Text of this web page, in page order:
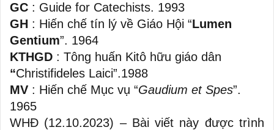
GC : Guide for Catechists. 1993
GH : Hiến chế tín lý về Giáo Hội “Lumen
Gentium”. 1964
KTHGD : Tông huấn Kitô hữu giáo dân
“Christifideles Laici”.1988
MV : Hiến chế Mục vụ “Gaudium et Spes”.
1965
WHĐ (12.10.2023) – Bài viết này được trình